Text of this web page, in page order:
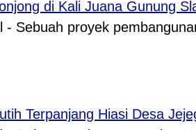
di Kali Juana Gunung
- Sebuah proyek
Terpanjang Hiasi Desa